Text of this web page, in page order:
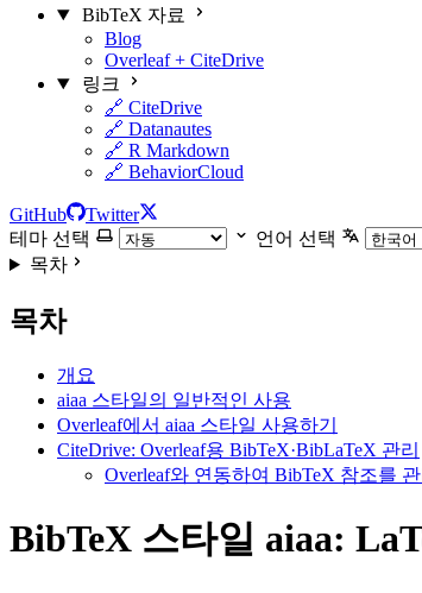
BibTeX 자료
Blog
Overleaf + CiteDrive
링크
🔗 CiteDrive
🔗 Datanautes
🔗 R Markdown
🔗 BehaviorCloud
GitHub
Twitter
테마 선택
언어 선택
목차
목차
개요
aiaa 스타일의 일반적인 사용
Overleaf에서 aiaa 스타일 사용하기
CiteDrive: Overleaf용 BibTeX·BibLaTeX 관리
Overleaf와 연동하여 BibTeX 참조를
BibTeX 스타일 aiaa: